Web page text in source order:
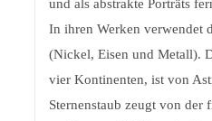
und als abstrakte Porträts
‎In ihren Werken verwendet
(Nickel, Eisen und Metall).
vier Kontinenten, ist von
Sternenstaub zeugt von der